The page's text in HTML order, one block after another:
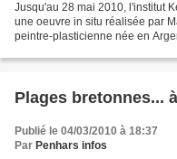
Jusqu'au 28 mai 2010, l'institut
une oeuvre in situ réalisée par
peintre-plasticienne née en
Plages bretonnes...
Publié le 04/03/2010 à 18:37
Par Penhars infos